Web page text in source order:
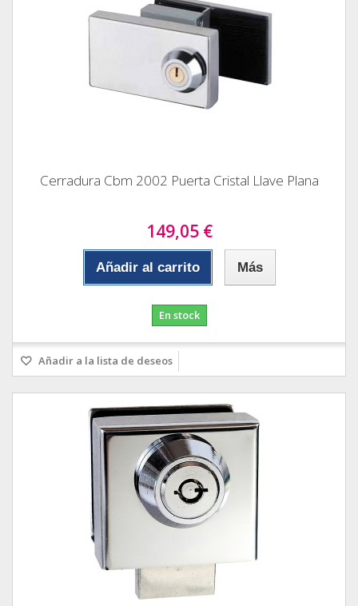
Cerradura Cbm 2002 Puerta Cristal Llave Plana
149,05 €
Añadir al carrito Más
En stock
Añadir a la lista de deseos